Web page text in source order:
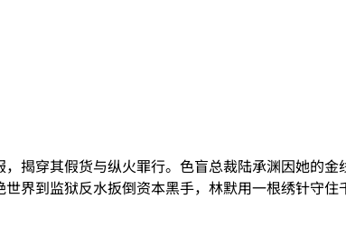
穿其假货与纵火罪行。色盲总裁陆承渊因她的金
到监狱反水扳倒资本黑手，林默用一根绣针守住